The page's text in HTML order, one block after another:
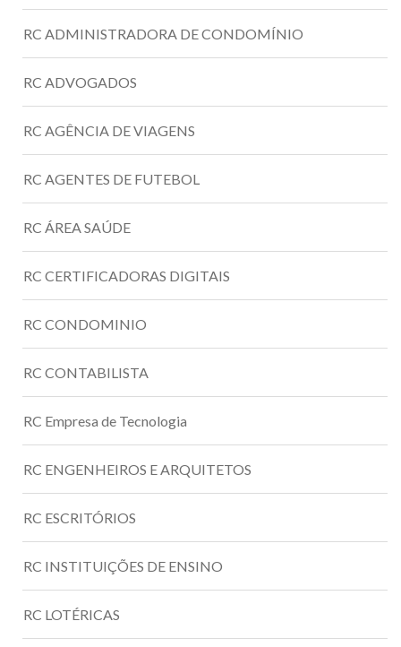
RC ADMINISTRADORA DE CONDOMÍNIO
RC ADVOGADOS
RC AGÊNCIA DE VIAGENS
RC AGENTES DE FUTEBOL
RC ÁREA SAÚDE
RC CERTIFICADORAS DIGITAIS
RC CONDOMINIO
RC CONTABILISTA
RC Empresa de Tecnologia
RC ENGENHEIROS E ARQUITETOS
RC ESCRITÓRIOS
RC INSTITUIÇÕES DE ENSINO
RC LOTÉRICAS